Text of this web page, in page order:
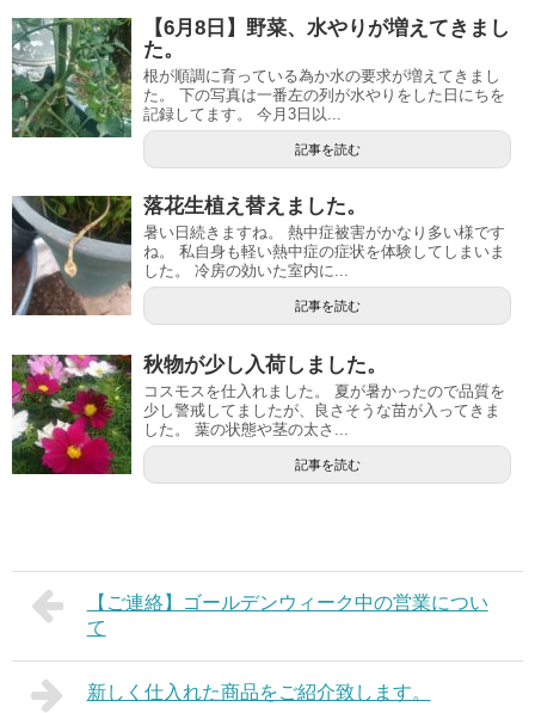
【6月8日】野菜、水やりが増えてきまし
た。
根が順調に育っている為か水の要求が増えてきまし
た。 下の写真は一番左の列が水やりをした日にちを
記録してます。 今月3日以...
記事を読む
落花生植え替えました。
暑い日続きますね。 熱中症被害がかなり多い様です
ね。 私自身も軽い熱中症の症状を体験してしまいま
した。 冷房の効いた室内に...
記事を読む
秋物が少し入荷しました。
コスモスを仕入れました。 夏が暑かったので品質を
少し警戒してましたが、良さそうな苗が入ってきま
した。 葉の状態や茎の太さ...
記事を読む
【ご連絡】ゴールデンウィーク中の営業につい
て
新しく仕入れた商品をご紹介致します。